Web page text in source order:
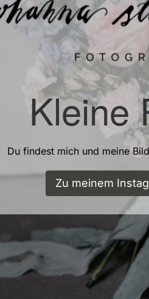
Kleine
Du findest mich und meine
Zu meinem